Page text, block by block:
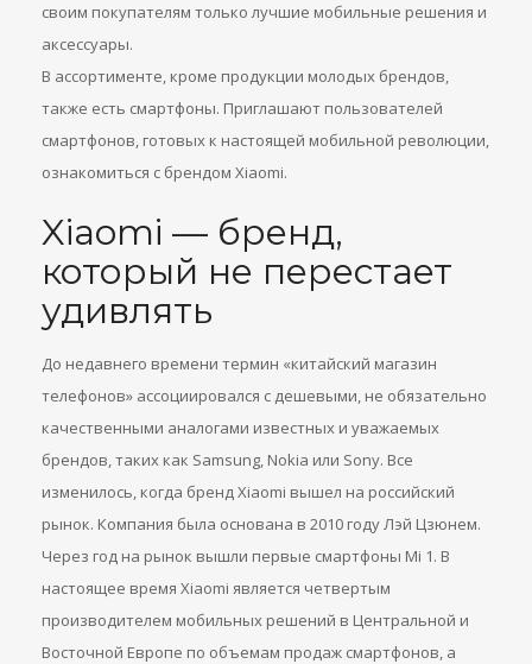
своим покупателям только лучшие мобильные решения и
аксессуары.
В ассортименте, кроме продукции молодых брендов,
также есть смартфоны. Приглашают пользователей
смартфонов, готовых к настоящей мобильной революции,
ознакомиться с брендом Xiaomi.
Xiaomi — бренд,
который не перестает
удивлять
До недавнего времени термин «китайский магазин
телефонов» ассоциировался с дешевыми, не обязательно
качественными аналогами известных и уважаемых
брендов, таких как Samsung, Nokia или Sony. Все
изменилось, когда бренд Xiaomi вышел на российский
рынок. Компания была основана в 2010 году Лэй Цзюнем.
Через год на рынок вышли первые смартфоны Mi 1. В
настоящее время Xiaomi является четвертым
производителем мобильных решений в Центральной и
Восточной Европе по объемам продаж смартфонов, а